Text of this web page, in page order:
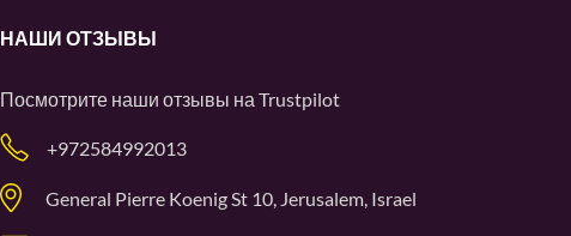
НАШИ ОТЗЫВЫ
Посмотрите наши отзывы на Trustpilot
+972584992013
General Pierre Koenig St 10, Jerusalem, Israel